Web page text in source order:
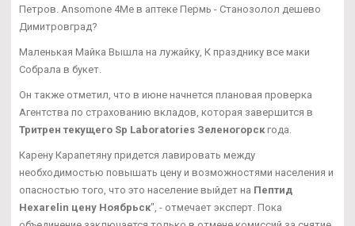
Петров. Ansomone 4Me в аптеке Пермь - Станозолол дешево
Димитровград?
Маленькая Майка Вышла на лужайку, К празднику все маки
Собрала в букет.
Он также отметил, что в июне начнется плановая проверка
Агентства по страхованию вкладов, которая завершится в
Тритрен текущего Sp Laboratories Зеленогорск года.
Карену Карапетяну придется лавировать между
необходимостью повышать цену и возможностями населения и
опасностью того, что это население выйдет на Пептид
Hexarelin цену Ноябрьск", - отмечает эксперт. Пока